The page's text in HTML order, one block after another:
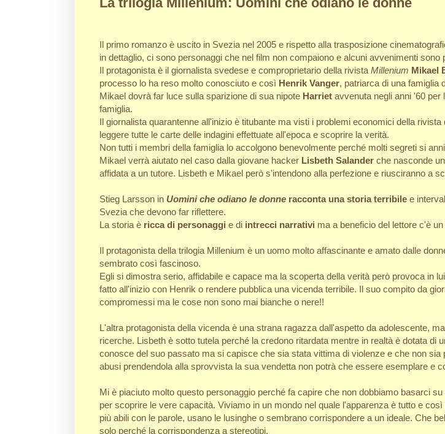
Il primo romanzo è uscito in Svezia nel 2005 e rispetto alla trasposizione
in dettaglio, ci sono personaggi che nel film non compaiono e alcuni avvenimenti sono
Il protagonista è il giornalista svedese e comproprietario della rivista Millenium Mikael
processo lo ha reso molto conosciuto e così Henrik Vanger, patriarca di una famiglia
Mikael dovrà far luce sulla sparizione di sua nipote Harriet avvenuta negli anni '60
famiglia.
Il giornalista quarantenne all'inizio è titubante ma visti i problemi economici della
leggere tutte le carte delle indagini effettuate all'epoca e scoprire la verità.
Non tutti i membri della famiglia lo accolgono benevolmente perché molti segreti si
Mikael verrà aiutato nel caso dalla giovane hacker Lisbeth Salander che nasconde
affidata a un tutore. Lisbeth e Mikael però s'intendono alla perfezione e riusciranno a
Stieg Larsson in Uomini che odiano le donne racconta una storia terribile e
Svezia che devono far riflettere.
La storia è ricca di personaggi e di intrecci narrativi ma a beneficio del lettore c'è
Il protagonista della trilogia Millenium è un uomo molto affascinante e amato dalle
sembrato così fascinoso.
Egli si dimostra serio, affidabile e capace ma la scoperta della verità però provoca in
fatto all'inizio con Henrik o rendere pubblica una vicenda terribile. Il suo compito da
compromessi ma le cose non sono mai bianche o nere!!
L'altra protagonista della vicenda è una strana ragazza dall'aspetto da adolescente,
ricerche. Lisbeth è sotto tutela perché la credono ritardata mentre in realtà è dotata
conosce del suo passato ma si capisce che sia stata vittima di violenze e che non
abusi prendendola alla sprovvista la sua vendetta non potrà che essere esemplare e
Mi è piaciuto molto questo personaggio perché fa capire che non dobbiamo basarci
per scoprire le vere capacità. Viviamo in un mondo nel quale l'apparenza è tutto e
più abili con le parole, usano le lusinghe o sembrano corrispondere a un ideale. Che
solo perché la corrispondenza a stereotipi.